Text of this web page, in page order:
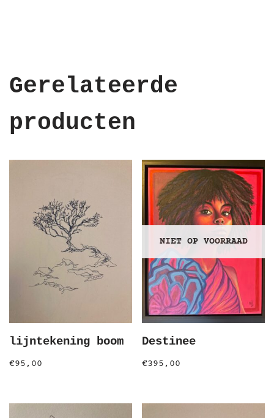
Gerelateerde
producten
lijntekening boom
€95,00
NIET OP VOORRAAD
Destinee
€395,00